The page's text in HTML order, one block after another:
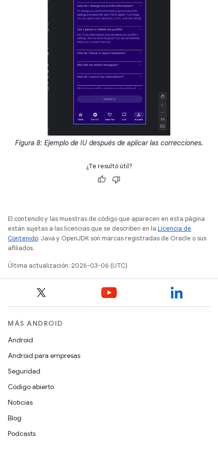
Figura 8: Ejemplo de IU después de aplicar las correcciones.
¿Te resultó útil?
El contenido y las muestras de código que aparecen en esta página
están sujetas a las licencias que se describen en la Licencia de
Contenido. Java y OpenJDK son marcas registradas de Oracle o sus
afiliados.
Última actualización: 2026-03-06 (UTC)
MÁS ANDROID
Android
Android para empresas
Seguridad
Código abierto
Noticias
Blog
Podcasts